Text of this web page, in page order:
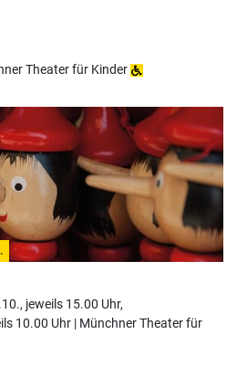
Theater für Kinder
jeweils 15.00 Uhr,
10.00 Uhr | Münchner Theater für